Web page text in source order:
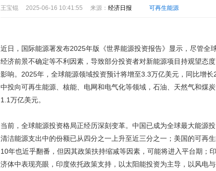
王宝锟 2025-06-16 10:41:55 来源： 经济日报 可再生能源
近日，国际能源署发布2025年版《世界能源投资报告》显示，尽管全
经济前景不确定等不利因素，导致部分投资者对新能源项目持观望态
影响。2025年，全球能源领域投资预计将增至3.3万亿美元，同比增
中投向可再生能源、核能、电网和电气化等领域，石油、天然气和煤
1.1万亿美元。
当前，全球能源投资格局正经历深刻变革。中国已成为全球最大能源
清洁能源支出中的份额已从四分之一上升至近三分之一；美国的可再
10年也近乎翻番，但因其政策扶持缩减等因素，可能将进入平台期；
济体中表现亮眼，印度依托政策支持，以太阳能投资为主导，以风电